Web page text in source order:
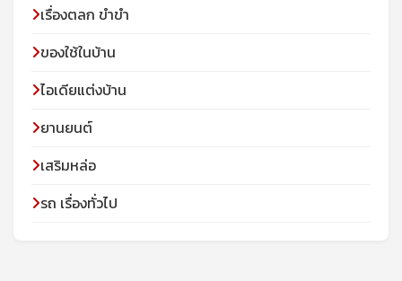
เรื่องตลก ขำขำ
ของใช้ในบ้าน
ไอเดียแต่งบ้าน
ยานยนต์
เสริมหล่อ
รถ เรื่องทั่วไป